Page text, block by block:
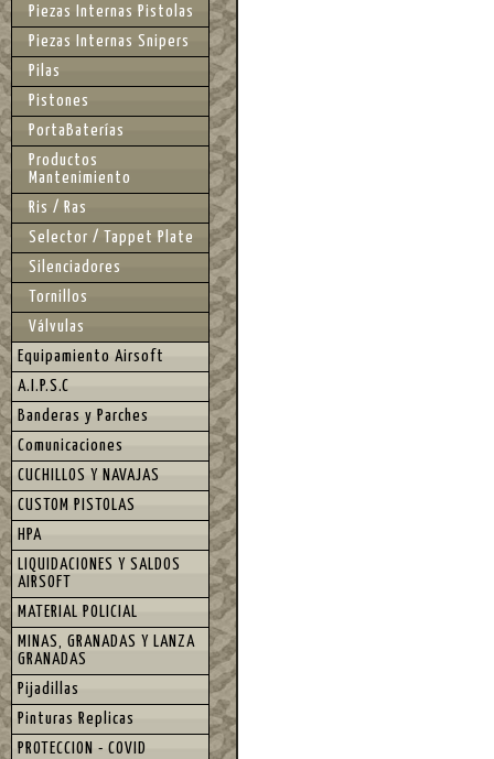
Piezas Internas Pistolas
Piezas Internas Snipers
Pilas
Pistones
PortaBaterías
Productos
Mantenimiento
Ris / Ras
Selector / Tappet Plate
Silenciadores
Tornillos
Válvulas
Equipamiento Airsoft
A.I.P.S.C
Banderas y Parches
Comunicaciones
CUCHILLOS Y NAVAJAS
CUSTOM PISTOLAS
HPA
LIQUIDACIONES Y SALDOS
AIRSOFT
MATERIAL POLICIAL
MINAS, GRANADAS Y LANZA
GRANADAS
Pijadillas
Pinturas Replicas
PROTECCION - COVID